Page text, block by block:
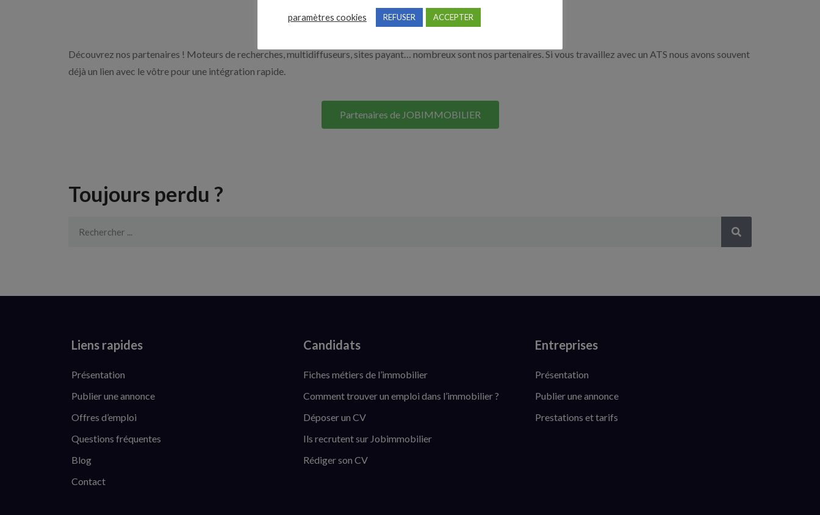
Nos solutions entreprises
Découvrez nos partenaires ! Moteurs de recherches, multidiffuseurs, sites payant… nombreux sont nos partenaires. Si vous travaillez avec un ATS nous avons souvent
déjà un lien avec le vôtre pour une intégration rapide.
Partenaires de JOBIMMOBILIER
Toujours perdu ?
Liens rapides
Présentation
Publier une annonce
Offres d’emploi
Questions fréquentes
Blog
Contact
Candidats
Fiches métiers de l’immobilier
Comment trouver un emploi dans l’immobilier ?
Déposer un CV
Ils recrutent sur Jobimmobilier
Rédiger son CV
Entreprises
Présentation
Publier une annonce
Prestations et tarifs
paramètres cookies REFUSER ACCEPTER